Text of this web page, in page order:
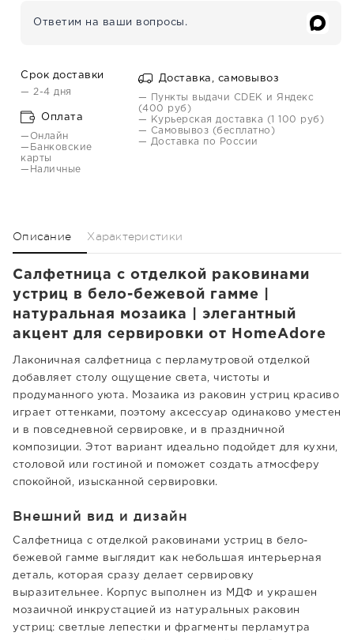
Ответим на ваши вопросы.
Срок доставки
— 2-4 дня
Оплата
—Онлайн
—Банковские
карты
—Наличные
Доставка, самовывоз
— Пункты выдачи CDEK и Яндекс
(400 руб)
— Курьерская доставка (1 100 руб)
— Самовывоз (бесплатно)
— Доставка по России
Описание Характеристики
Салфетница с отделкой раковинами
устриц в бело-бежевой гамме |
натуральная мозаика | элегантный
акцент для сервировки от HomeAdore
Лаконичная салфетница с перламутровой отделкой
добавляет столу ощущение света, чистоты и
продуманного уюта. Мозаика из раковин устриц красиво
играет оттенками, поэтому аксессуар одинаково уместен
и в повседневной сервировке, и в праздничной
композиции. Этот вариант идеально подойдет для кухни,
столовой или гостиной и поможет создать атмосферу
спокойной, изысканной сервировки.
Внешний вид и дизайн
Салфетница с отделкой раковинами устриц в бело-
бежевой гамме выглядит как небольшая интерьерная
деталь, которая сразу делает сервировку
выразительнее. Корпус выполнен из МДФ и украшен
мозаичной инкрустацией из натуральных раковин
устриц: светлые лепестки и фрагменты перламутра